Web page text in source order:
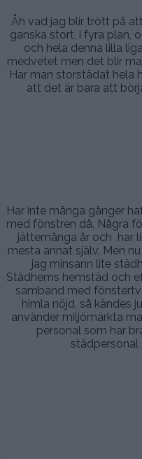
Åh vad jag blir trött på
ganska stort, i fyra plan,
och hela denna lilla
medvetet men det blir
Har man storstädat hela
att det är bara att
Har inte många gånger
med fönstren då. Några
jättemånga år och har
mesta annat själv. Men
jag minsann lite
Städhems hemstäd och
samband med
himla nöjd, så kändes
använder miljömärkta
personal som har
städpersonal